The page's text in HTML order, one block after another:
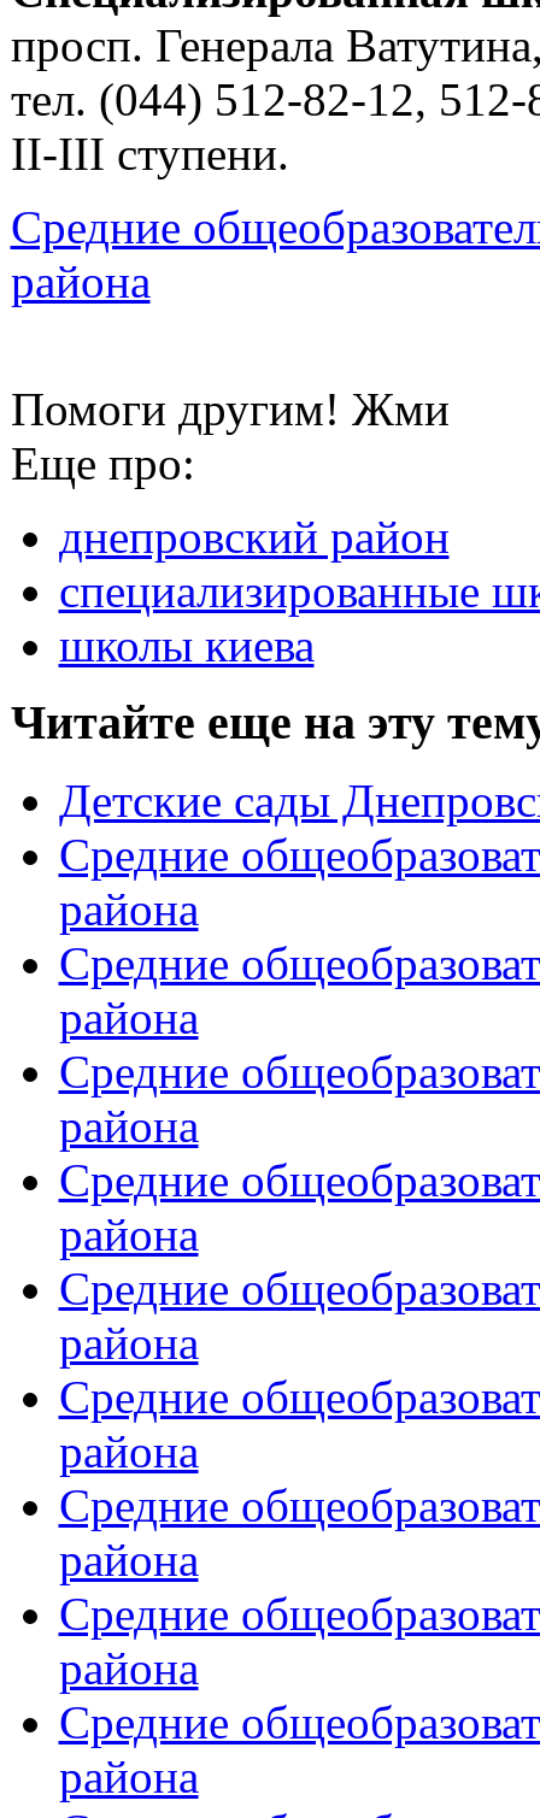
просп. Генерала
тел. (044) 512-82-12, 512-
II-III ступени.
Средние
района
Помоги другим! Жми
Еще про:
днепровский район
специализированные
школы киева
Читайте еще на эту
Детские сады
Средние
района
Средние
района
Средние
района
Средние
района
Средние
района
Средние
района
Средние
района
Средние
района
Средние
района